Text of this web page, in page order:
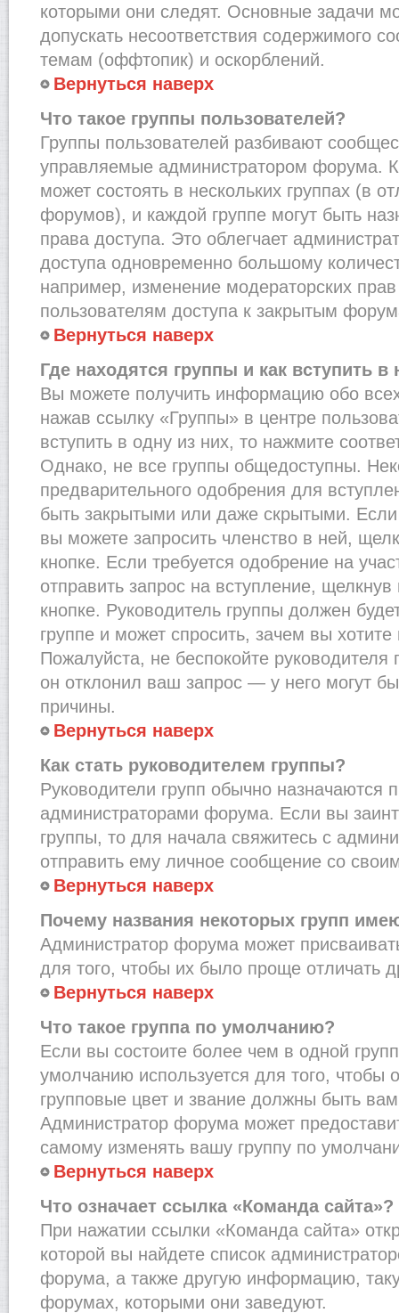
которыми они следят. Основные задачи
допускать несоответствия содержимого
темам (оффтопик) и оскорблений.
Вернуться наверх
Что такое группы пользователей?
Группы пользователей разбивают
управляемые администратором форума.
может состоять в нескольких группах (в
форумов), и каждой группе могут быть
права доступа. Это облегчает
доступа одновременно большому
например, изменение модераторских
пользователям доступа к закрытым
Вернуться наверх
Где находятся группы и как вступить в
Вы можете получить информацию обо
нажав ссылку «Группы» в центре
вступить в одну из них, то нажмите
Однако, не все группы общедоступны.
предварительного одобрения для
быть закрытыми или даже скрытыми. Если
вы можете запросить членство в ней,
кнопке. Если требуется одобрение на
отправить запрос на вступление,
кнопке. Руководитель группы должен
группе и может спросить, зачем вы хотите
Пожалуйста, не беспокойте
он отклонил ваш запрос — у него могут
причины.
Вернуться наверх
Как стать руководителем группы?
Руководители групп обычно назначаются
администраторами форума. Если вы
группы, то для начала свяжитесь с
отправить ему личное сообщение со
Вернуться наверх
Почему названия некоторых групп
Администратор форума может
для того, чтобы их было проще отличать
Вернуться наверх
Что такое группа по умолчанию?
Если вы состоите более чем в одной
умолчанию используется для того, чтобы
групповые цвет и звание должны быть
Администратор форума может
самому изменять вашу группу по
Вернуться наверх
Что означает ссылка «Команда сайта»?
При нажатии ссылки «Команда сайта»
которой вы найдете список
форума, а также другую информацию,
форумах, которыми они заведуют.